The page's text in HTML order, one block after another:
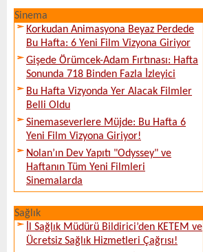
Sinema
Korkudan Animasyona Beyaz Perdede
Bu Hafta: 6 Yeni Film Vizyona Giriyor
Gişede Örümcek-Adam Fırtınası: Hafta
Sonunda 718 Binden Fazla İzleyici
Bu Hafta Vizyonda Yer Alacak Filmler
Belli Oldu
Sinemaseverlere Müjde: Bu Hafta 6
Yeni Film Vizyona Giriyor!
Nolan’ın Dev Yapıtı "Odyssey" ve
Haftanın Tüm Yeni Filmleri
Sinemalarda
Sağlık
İl Sağlık Müdürü Bildirici’den KETEM ve
Ücretsiz Sağlık Hizmetleri Çağrısı!